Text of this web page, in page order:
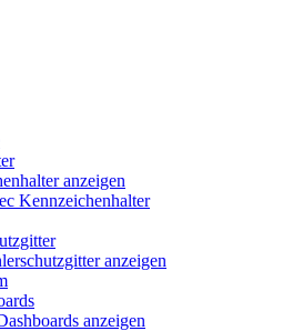
anzeigen
Kennzeichenhalter
anzeigen
anzeigen